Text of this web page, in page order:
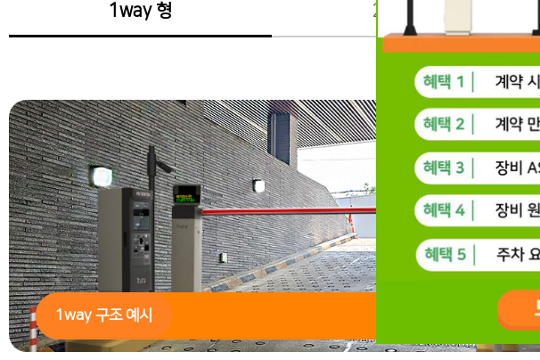
1way 형 2way 형
1way 구조 예시